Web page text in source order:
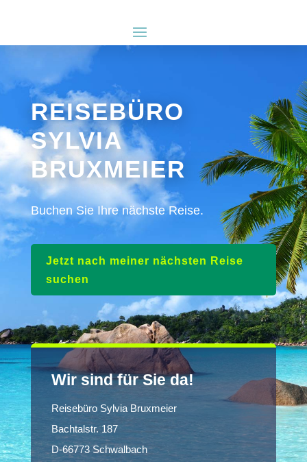
REISEBÜRO
SYLVIA
BRUXMEIER
Buchen Sie Ihre nächste Reise.
Jetzt nach meiner nächsten Reise
suchen
Wir sind für Sie da!
Reisebüro Sylvia Bruxmeier
Bachtalstr. 187
D-66773 Schwalbach